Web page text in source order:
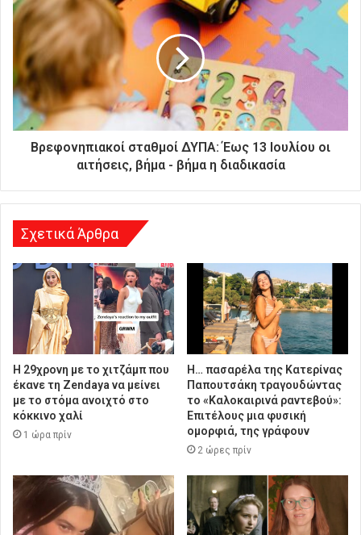
ή
σ
δ
ι
ύ
σ
Βρεφονηπιακοί σταθμοί ΔΥΠΑ: Έως 13 Ιουλίου οι
αιτήσεις, βήμα - βήμα η διαδικασία
Σχετικά Άρθρα
Η 29χρονη με το χιτζάμπ που
έκανε τη Zendaya να μείνει
με το στόμα ανοιχτό στο
κόκκινο χαλί
1 ώρα πρίν
Η… πασαρέλα της Κατερίνας
Παπουτσάκη τραγουδώντας
το «Καλοκαιρινά ραντεβού»:
Επιτέλους μια φυσική
ομορφιά, της γράφουν
2 ώρες πρίν